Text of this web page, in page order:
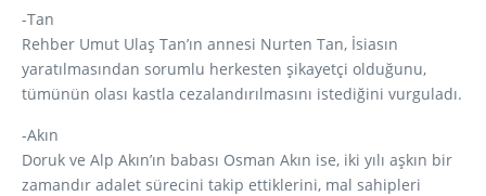
-Tan
Rehber Umut Ulaş Tan’ın annesi Nurten Tan, İsiasın
yaratılmasından sorumlu herkesten şikayetçi olduğunu,
tümünün olası kastla cezalandırılmasını istediğini vurguladı.
-Akın
Doruk ve Alp Akın’ın babası Osman Akın ise, iki yılı aşkın bir
zamandır adalet sürecini takip ettiklerini, mal sahipleri